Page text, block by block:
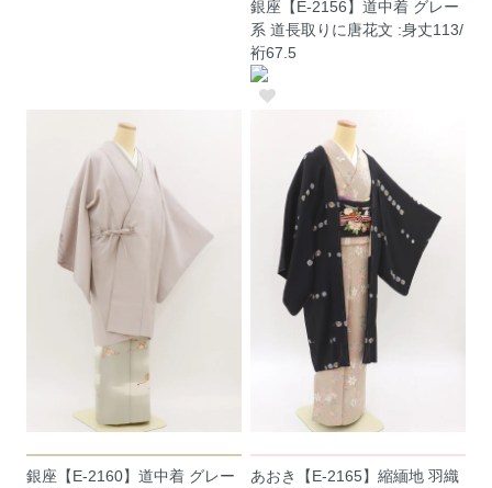
銀座【E-2156】道中着 グレー
系 道長取りに唐花文 :身丈113/
裄67.5
銀座【E-2160】道中着 グレー
あおき【E-2165】縮緬地 羽織